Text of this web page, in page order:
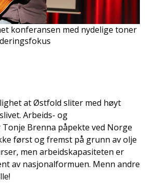
konferansen med nydelige toner
at Østfold sliter med høyt
Arbeids- og
Brenna påpekte ved Norge
først og fremst på grunn av olje
men arbeidskapasiteten er
av nasjonalformuen. Menn andre